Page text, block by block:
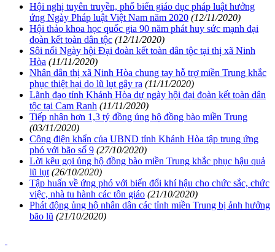
Hội nghị tuyên truyền, phổ biến giáo dục pháp luật hưởng
ứng Ngày Pháp luật Việt Nam năm 2020 (12/11/2020)
Hội thảo khoa học quốc gia 90 năm phát huy sức mạnh đại
đoàn kết toàn dân tộc (12/11/2020)
Sôi nổi Ngày hội Đại đoàn kết toàn dân tộc tại thị xã Ninh
Hòa (11/11/2020)
Nhân dân thị xã Ninh Hòa chung tay hỗ trợ miền Trung khắc
phục thiệt hại do lũ lụt gây ra (11/11/2020)
Lãnh đạo tỉnh Khánh Hòa dự ngày hội đại đoàn kết toàn dân
tộc tại Cam Ranh (11/11/2020)
Tiếp nhận hơn 1,3 tỷ đồng ủng hộ đồng bào miền Trung
(03/11/2020)
Công điện khẩn của UBND tỉnh Khánh Hòa tập trung ứng
phó với bão số 9 (27/10/2020)
Lời kêu gọi ủng hộ đồng bào miền Trung khắc phục hậu quả
lũ lụt (26/10/2020)
Tập huấn về ứng phó với biến đổi khí hậu cho chức sắc, chức
việc, nhà tu hành các tôn giáo (21/10/2020)
Phát động ủng hộ nhân dân các tỉnh miền Trung bị ảnh hưởng
bão lũ (21/10/2020)